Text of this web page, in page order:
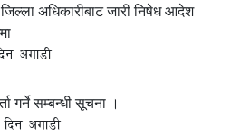
अधिकारीबाट जारी निषेध आदेश
अगाडी
गर्ने सम्बन्धी सूचना ।
अगाडी